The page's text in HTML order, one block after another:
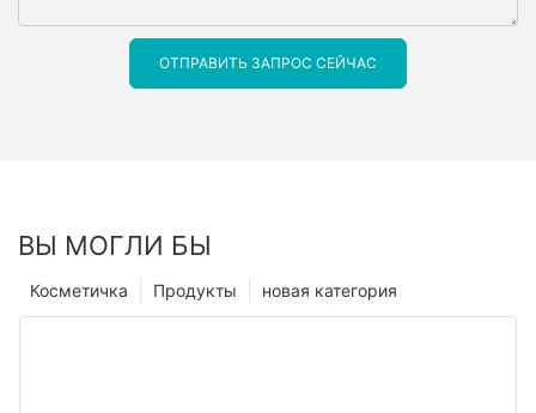
ОТПРАВИТЬ ЗАПРОС СЕЙЧАС
ВЫ МОГЛИ БЫ
новая категория
Продукты
Косметичка